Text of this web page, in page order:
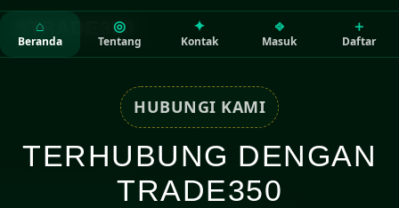
TRADE350
⌂
Beranda
◎
Tentang
✦
Kontak
⎆
Masuk
＋
Daftar
HUBUNGI KAMI
TERHUBUNG DENGAN
TRADE350